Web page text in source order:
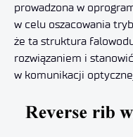
prowadzona w
w celu oszacowania
że ta struktura
rozwiązaniem i
w komunikacji